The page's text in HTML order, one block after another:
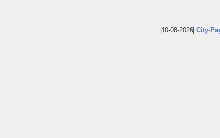
|10-08-2026| City-